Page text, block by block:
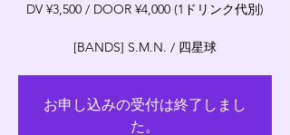
DV ¥3,500 / DOOR ¥4,000 (1ドリンク代別)
[BANDS] S.M.N. / 四星球
お申し込みの受付は終了しまし
た。